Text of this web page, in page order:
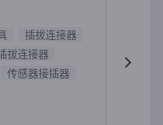
插拔连接器
拔连接器
传感器接插器